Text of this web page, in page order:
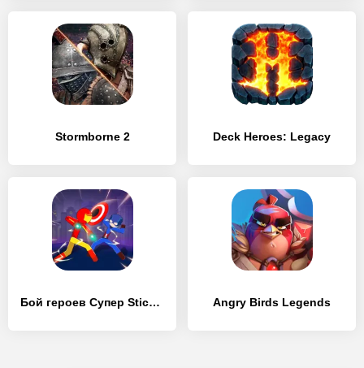
Stormborne 2 Deck Heroes: Legacy
Бой героев Супер Stickman Angry Birds Legends